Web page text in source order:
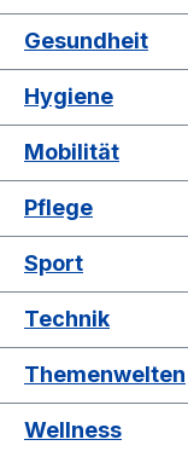
Gesundheit
Hygiene
Mobilität
Pflege
Sport
Technik
Themenwelten
Wellness